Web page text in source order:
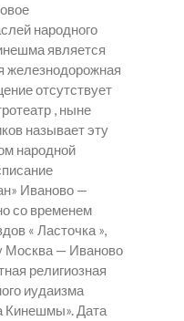
народного
является
железнодорожная
отсутствует
, ныне
называет эту
народной
Иваново —
со временем
« Ласточка »,
Москва — Иваново
религиозная
иудаизма
Кинешмы». Дата